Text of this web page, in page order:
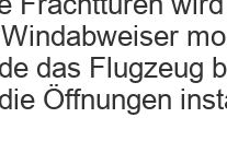
das Flugzeug
Öffnungen